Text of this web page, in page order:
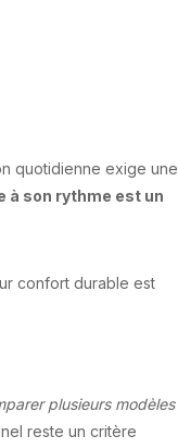
quotidienne exige une
à son rythme est un
confort durable est
plusieurs modèles
reste un critère